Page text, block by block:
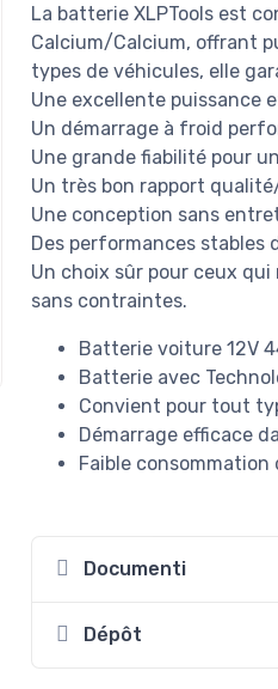
La batterie XLPTools est
Calcium/Calcium, offrant
types de véhicules, elle
Une excellente puissance
Un démarrage à froid
Une grande fiabilité pour
Un très bon rapport
Une conception sans
Des performances stables
Un choix sûr pour ceux
sans contraintes.
Batterie voiture 12V
Batterie avec
Convient pour tout
Démarrage efficace
Faible
Documenti
Dépôt